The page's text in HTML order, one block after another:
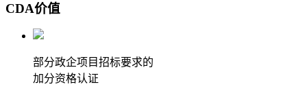
CDA价值
部分政企项目招标要求的
加分资格认证